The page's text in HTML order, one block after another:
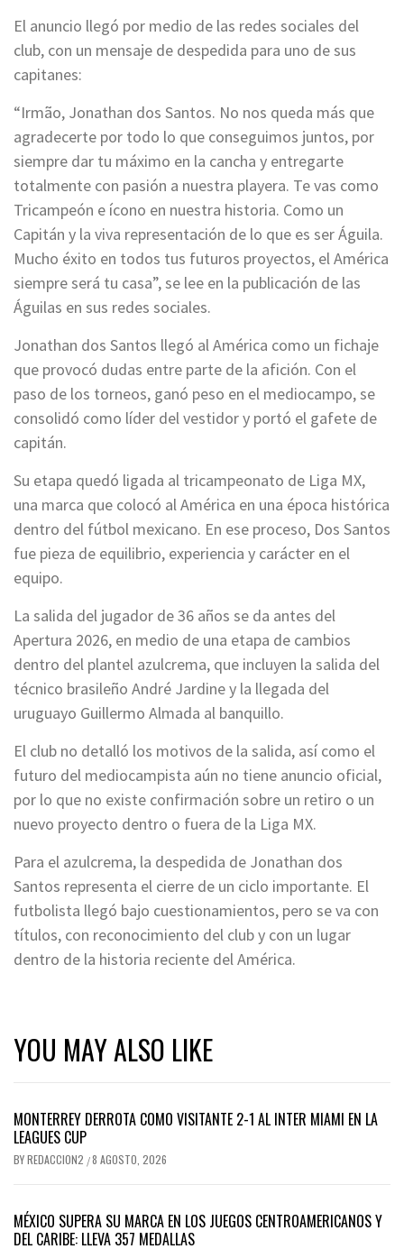
El anuncio llegó por medio de las redes sociales del
club, con un mensaje de despedida para uno de sus
capitanes:
“Irmão, Jonathan dos Santos. No nos queda más que
agradecerte por todo lo que conseguimos juntos, por
siempre dar tu máximo en la cancha y entregarte
totalmente con pasión a nuestra playera. Te vas como
Tricampeón e ícono en nuestra historia. Como un
Capitán y la viva representación de lo que es ser Águila.
Mucho éxito en todos tus futuros proyectos, el América
siempre será tu casa”, se lee en la publicación de las
Águilas en sus redes sociales.
Jonathan dos Santos llegó al América como un fichaje
que provocó dudas entre parte de la afición. Con el
paso de los torneos, ganó peso en el mediocampo, se
consolidó como líder del vestidor y portó el gafete de
capitán.
Su etapa quedó ligada al tricampeonato de Liga MX,
una marca que colocó al América en una época histórica
dentro del fútbol mexicano. En ese proceso, Dos Santos
fue pieza de equilibrio, experiencia y carácter en el
equipo.
La salida del jugador de 36 años se da antes del
Apertura 2026, en medio de una etapa de cambios
dentro del plantel azulcrema, que incluyen la salida del
técnico brasileño André Jardine y la llegada del
uruguayo Guillermo Almada al banquillo.
El club no detalló los motivos de la salida, así como el
futuro del mediocampista aún no tiene anuncio oficial,
por lo que no existe confirmación sobre un retiro o un
nuevo proyecto dentro o fuera de la Liga MX.
Para el azulcrema, la despedida de Jonathan dos
Santos representa el cierre de un ciclo importante. El
futbolista llegó bajo cuestionamientos, pero se va con
títulos, con reconocimiento del club y con un lugar
dentro de la historia reciente del América.
YOU MAY ALSO LIKE
MONTERREY DERROTA COMO VISITANTE 2-1 AL INTER MIAMI EN LA
LEAGUES CUP
BYREDACCION2 /8 AGOSTO, 2026
MÉXICO SUPERA SU MARCA EN LOS JUEGOS CENTROAMERICANOS Y
DEL CARIBE: LLEVA 357 MEDALLAS